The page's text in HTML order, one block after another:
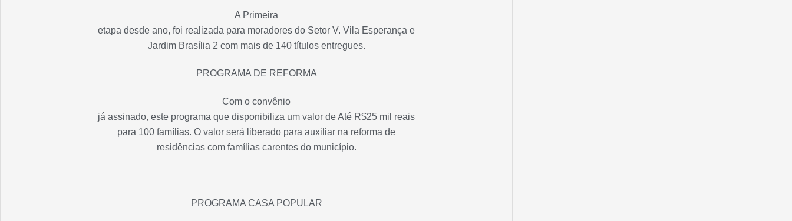
A Primeira
etapa desde ano, foi realizada para moradores do Setor V. Vila Esperança e
Jardim Brasília 2 com mais de 140 títulos entregues.
PROGRAMA DE REFORMA
Com o convênio
já assinado, este programa que disponibiliza um valor de Até R$25 mil reais
para 100 famílias. O valor será liberado para auxiliar na reforma de
residências com famílias carentes do município.
PROGRAMA CASA POPULAR